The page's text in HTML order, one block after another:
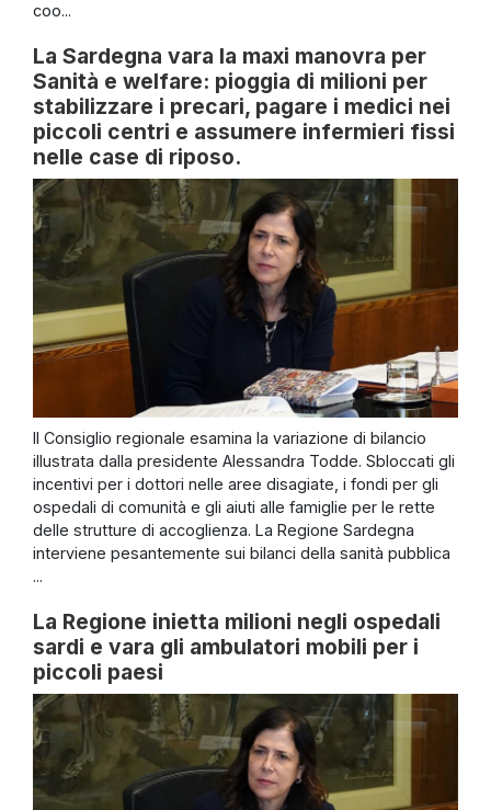
coo...
La Sardegna vara la maxi manovra per
Sanità e welfare: pioggia di milioni per
stabilizzare i precari, pagare i medici nei
piccoli centri e assumere infermieri fissi
nelle case di riposo.
Il Consiglio regionale esamina la variazione di bilancio
illustrata dalla presidente Alessandra Todde. Sbloccati gli
incentivi per i dottori nelle aree disagiate, i fondi per gli
ospedali di comunità e gli aiuti alle famiglie per le rette
delle strutture di accoglienza. La Regione Sardegna
interviene pesantemente sui bilanci della sanità pubblica
...
La Regione inietta milioni negli ospedali
sardi e vara gli ambulatori mobili per i
piccoli paesi